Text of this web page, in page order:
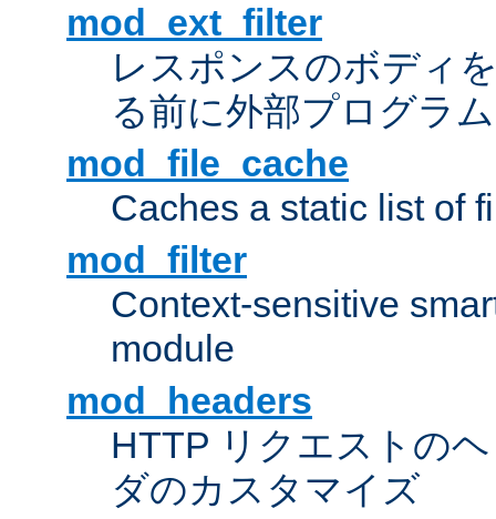
mod_ext_filter
レスポンスのボディ
る前に外部プログラ
mod_file_cache
Caches a static list of
mod_filter
Context-sensitive
module
mod_headers
HTTP リクエストの
ダのカスタマイズ